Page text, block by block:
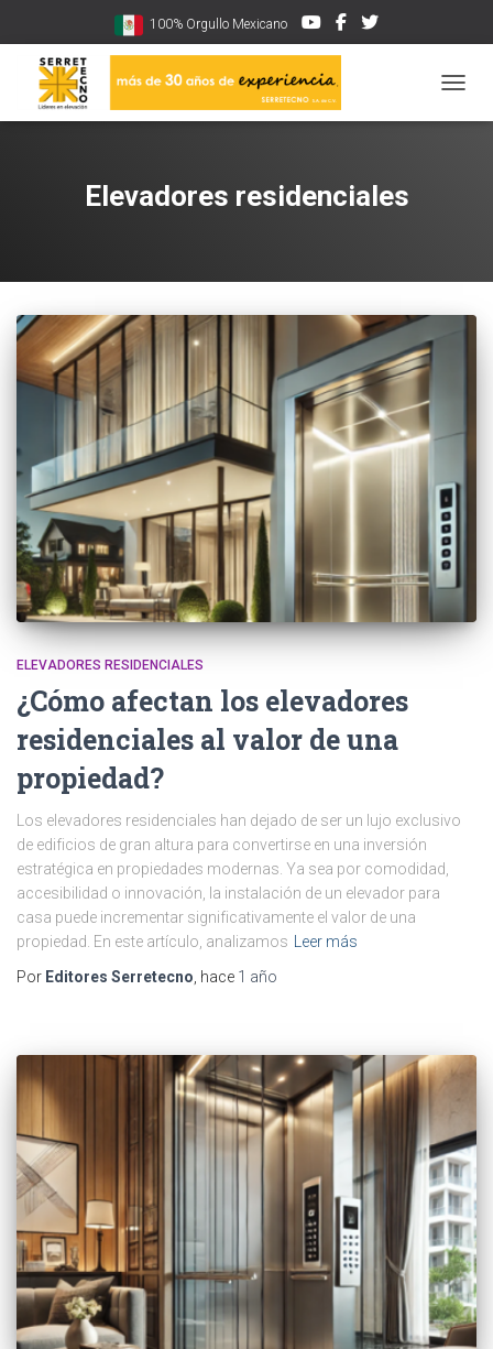
100% Orgullo Mexicano
Elevadores residenciales
ELEVADORES RESIDENCIALES
¿Cómo afectan los elevadores
residenciales al valor de una
propiedad?
Los elevadores residenciales han dejado de ser un lujo exclusivo
de edificios de gran altura para convertirse en una inversión
estratégica en propiedades modernas. Ya sea por comodidad,
accesibilidad o innovación, la instalación de un elevador para
casa puede incrementar significativamente el valor de una
propiedad. En este artículo, analizamos
Leer más
Por Editores Serretecno , hace 1 año